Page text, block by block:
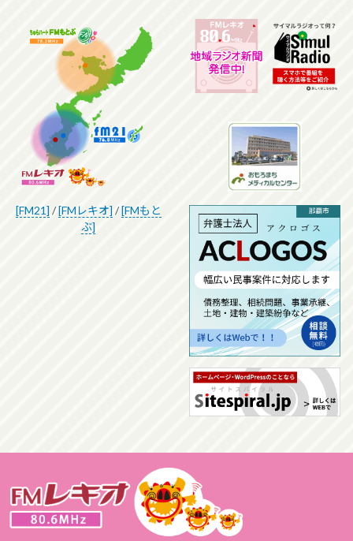
[FM21] /[FMレキオ] /[FMもと
ぶ]